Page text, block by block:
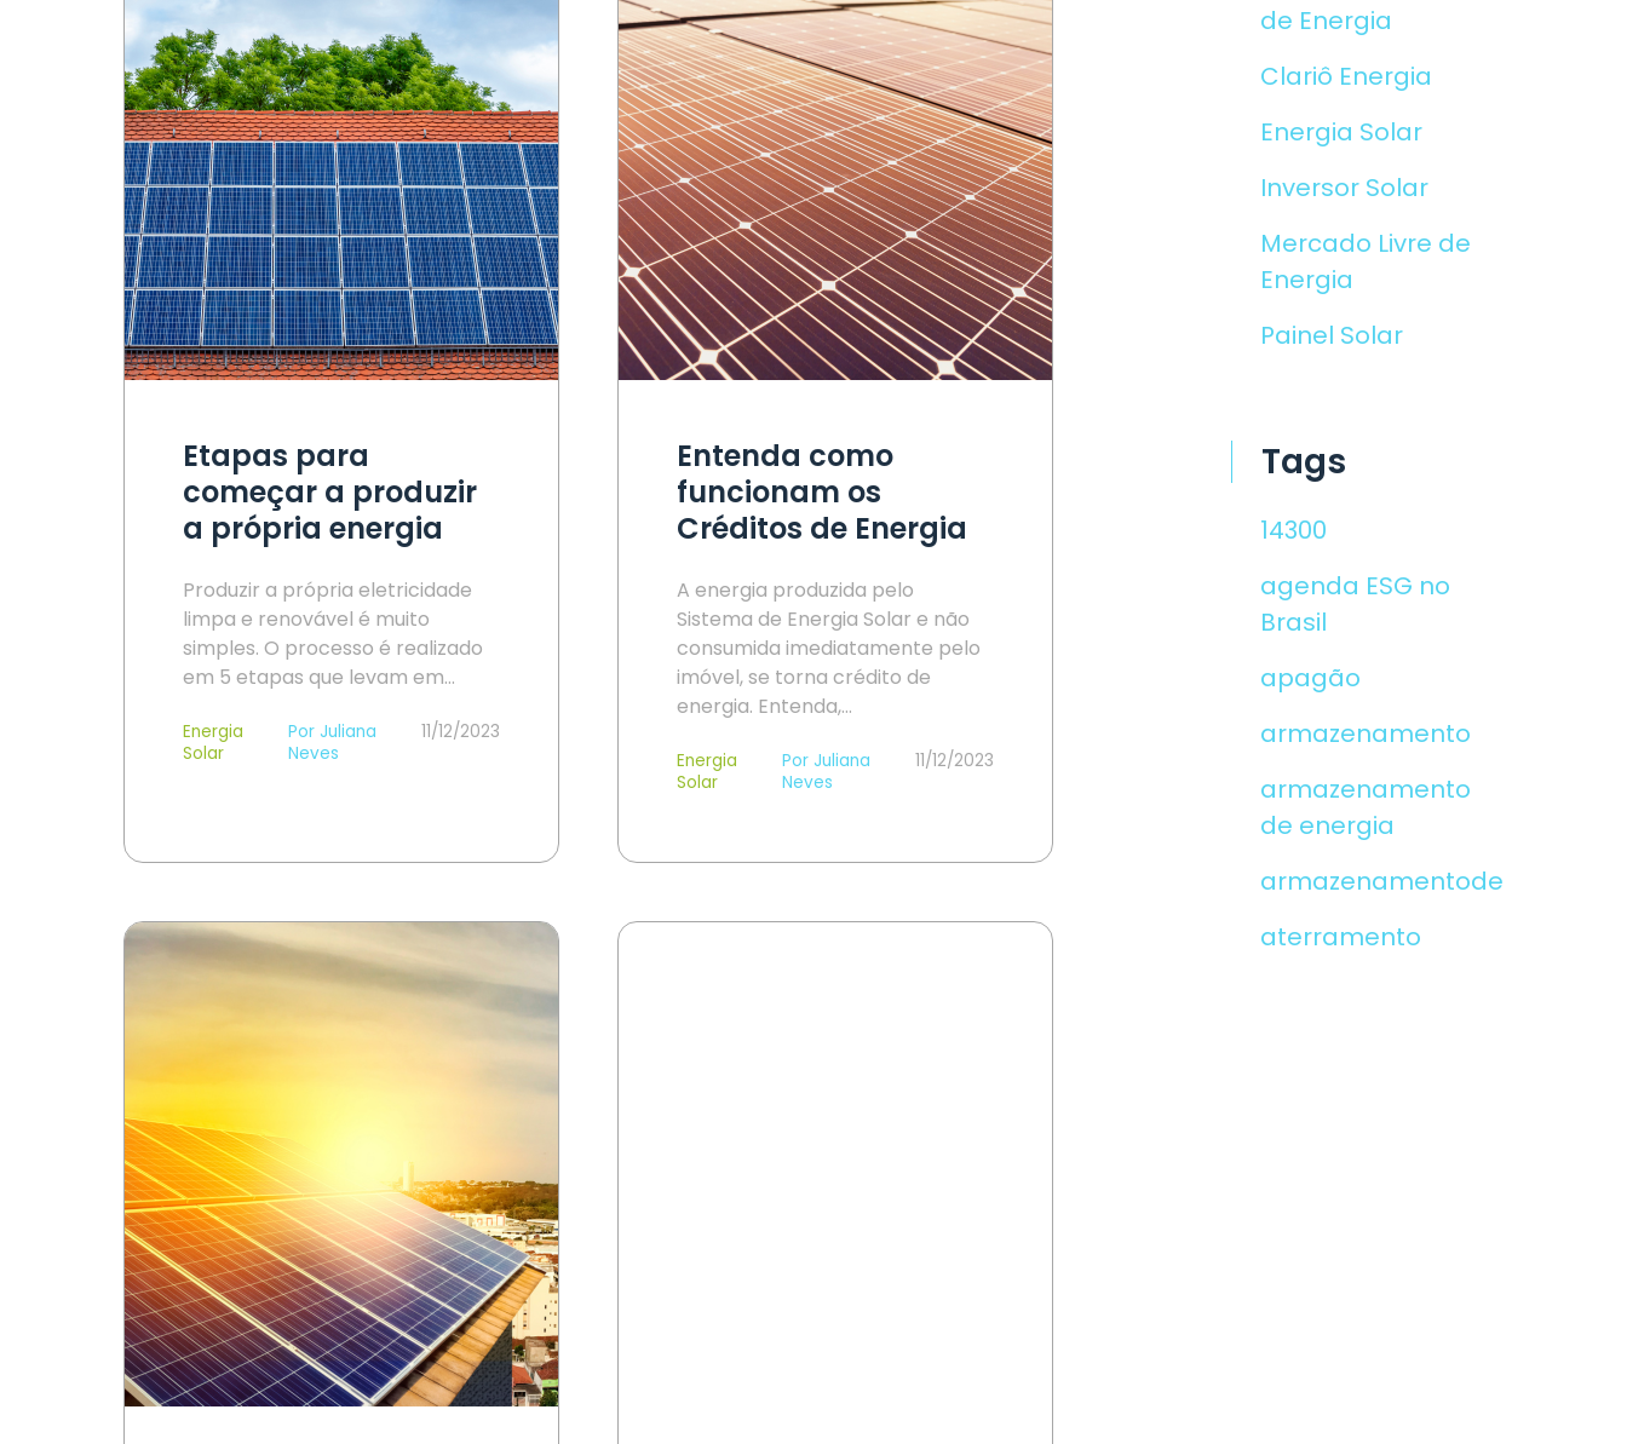
Etapas para
começar a produzir
a própria energia
Produzir a própria eletricidade
limpa e renovável é muito
simples. O processo é realizado
em 5 etapas que levam em…
Energia
Solar
Por Juliana
Neves
11/12/2023
Entenda como
funcionam os
Créditos de Energia
A energia produzida pelo
Sistema de Energia Solar e não
consumida imediatamente pelo
imóvel, se torna crédito de
energia. Entenda,…
Energia
Solar
Por Juliana
Neves
11/12/2023
de Energia
Clariô Energia
Energia Solar
Inversor Solar
Mercado Livre de
Energia
Painel Solar
Tags
14300
agenda ESG no
Brasil
apagão
armazenamento
armazenamento
de energia
armazenamentodeenergia
aterramento